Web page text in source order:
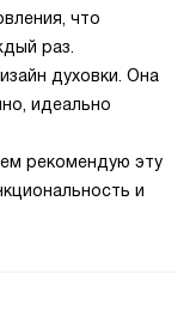
что
раз.
духовки. Она
идеально
рекомендую эту
и